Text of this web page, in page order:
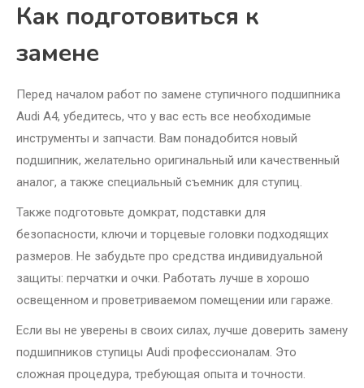
Как подготовиться к
замене
Перед началом работ по замене ступичного подшипника
Audi A4, убедитесь, что у вас есть все необходимые
инструменты и запчасти. Вам понадобится новый
подшипник, желательно оригинальный или качественный
аналог, а также специальный съемник для ступиц.
Также подготовьте домкрат, подставки для
безопасности, ключи и торцевые головки подходящих
размеров. Не забудьте про средства индивидуальной
защиты: перчатки и очки. Работать лучше в хорошо
освещенном и проветриваемом помещении или гараже.
Если вы не уверены в своих силах, лучше доверить замену
подшипников ступицы Audi профессионалам. Это
сложная процедура, требующая опыта и точности.